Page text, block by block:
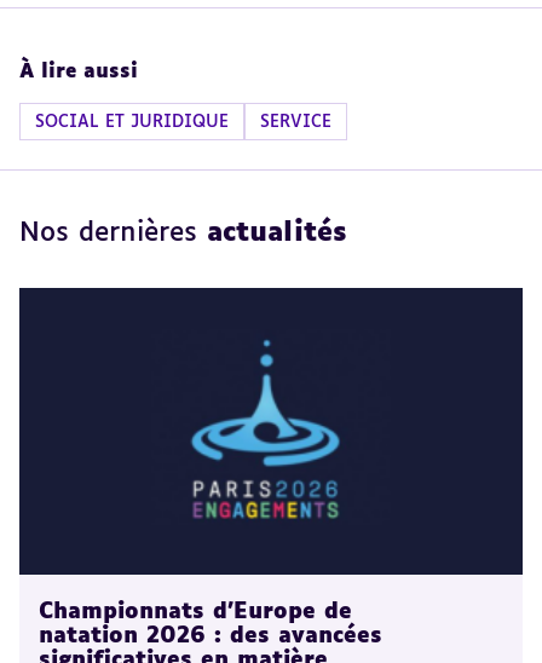
À lire aussi
SOCIAL ET JURIDIQUE SERVICE
Nos dernières actualités
Championnats d'Europe de
natation 2026 : des avancées